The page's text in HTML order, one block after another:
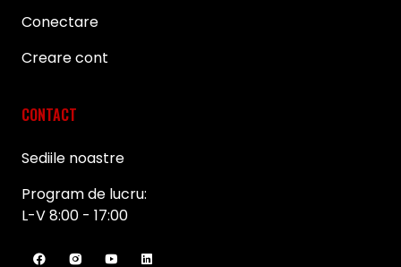
Conectare
Creare cont
CONTACT
Sediile noastre
Program de lucru:
L-V 8:00 - 17:00